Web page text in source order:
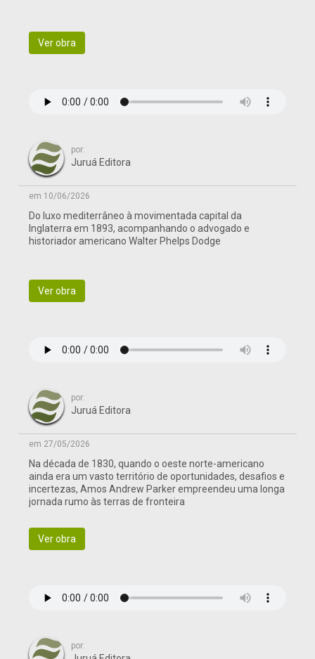
Ver obra
por:
Juruá Editora
em 10/06/2026
Do luxo mediterrâneo à movimentada capital da
Inglaterra em 1893, acompanhando o advogado e
historiador americano Walter Phelps Dodge
Ver obra
por:
Juruá Editora
em 27/05/2026
Na década de 1830, quando o oeste norte-americano
ainda era um vasto território de oportunidades, desafios e
incertezas, Amos Andrew Parker empreendeu uma longa
jornada rumo às terras de fronteira
Ver obra
por: